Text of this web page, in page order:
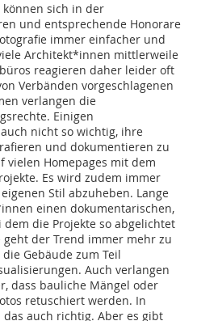
sich in der
und entsprechende Honorare
immer einfacher und
Architekt*innen mittlerweile
reagieren daher leider oft
Verbänden vorgeschlagenen
verlangen die
Einigen
nicht so wichtig, ihre
und dokumentieren zu
vielen Homepages mit dem
Es wird zudem immer
Stil abzuheben. Lange
einen dokumentarischen,
die Projekte so abgelichtet
der Trend immer mehr zu
Gebäude zum Teil
Auch verlangen
dass bauliche Mängel oder
retuschiert werden. In
auch richtig. Aber es gibt